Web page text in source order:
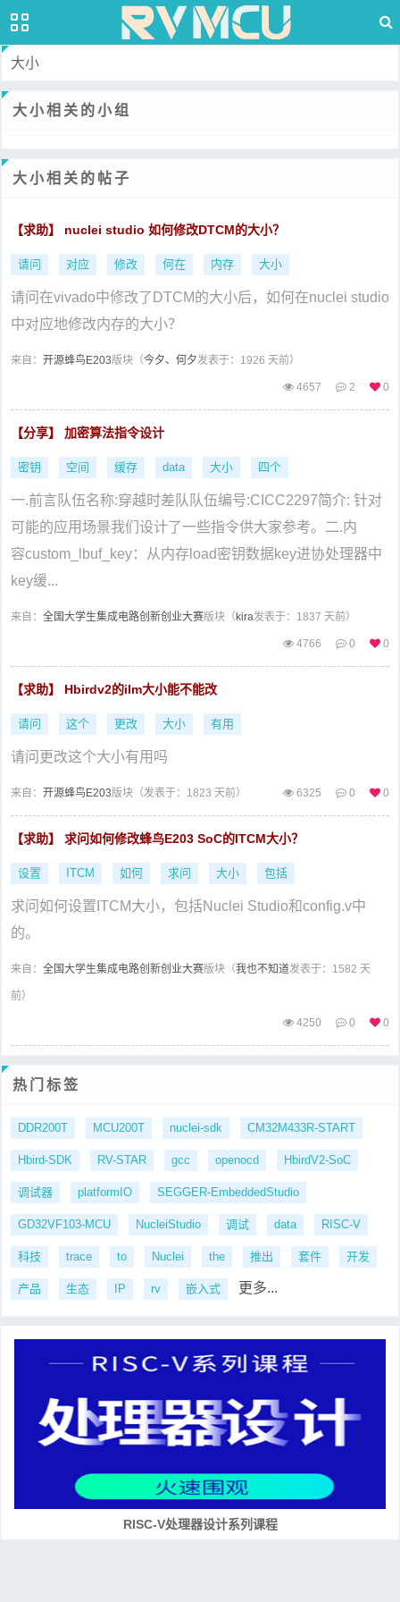
大小
大小相关的小组
大小相关的帖子
【求助】 nuclei studio 如何修改DTCM的大小？
请问 对应 修改 何在 内存 大小
请问在vivado中修改了DTCM的大小后，如何在nuclei studio
中对应地修改内存的大小？
来自： 开源蜂鸟E203版块（今夕、何夕发表于：1926 天前）
4657 2 0
【分享】 加密算法指令设计
密钥 空间 缓存 data 大小 四个
一.前言队伍名称:穿越时差队队伍编号:CICC2297简介: 针对
可能的应用场景我们设计了一些指令供大家参考。二.内
容 custom_lbuf_key：从内存load密钥数据key进协处理器中
key缓...
来自： 全国大学生集成电路创新创业大赛版块（ kira发表于：1837 天前）
4766 0 0
【求助】 Hbirdv2的ilm大小能不能改
请问 这个 更改 大小 有用
请问更改这个大小有用吗
来自： 开源蜂鸟E203版块（发表于：1823 天前） 6325 0 0
【求助】 求问如何修改蜂鸟E203 SoC的ITCM大小？
设置 ITCM 如何 求问 大小 包括
求问如何设置ITCM大小，包括Nuclei Studio和config.v中
的。
来自： 全国大学生集成电路创新创业大赛版块（我也不知道发表于：1582 天
前）
4250 0 0
热门标签
DDR200T MCU200T nuclei-sdk CM32M433R-START
Hbird-SDK RV-STAR gcc openocd HbirdV2-SoC
调试器 platformIO SEGGER-EmbeddedStudio
GD32VF103-MCU NucleiStudio 调试 data RISC-V
科技 trace to Nuclei the 推出 套件 开发
产品 生态 IP rv 嵌入式 更多...
RISC-V处理器设计系列课程